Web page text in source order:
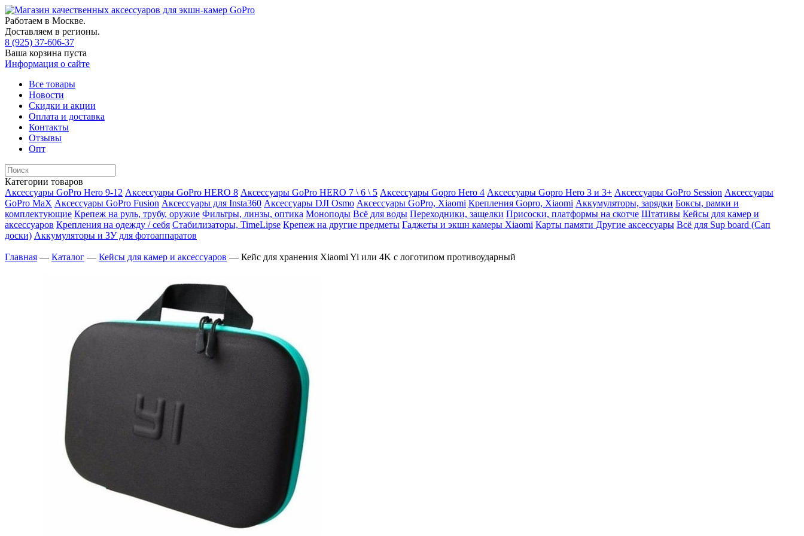
Работаем в Москве.
Доставляем в регионы.
8 (925) 37-606-37
Ваша корзина пуста
Информация о сайте
Все товары
Новости
Скидки и акции
Оплата и доставка
Контакты
Отзывы
Опт
Категории товаров
Аксессуары GoPro Hero 9-12 Аксессуары GoPro HERO 8 Аксессуары GoPro HERO 7 \ 6 \ 5 Аксессуары Gopro Hero 4 Аксессуары Gopro Hero 3 и 3+ Аксессуары GoPro Session Аксессуары
GoPro MaX Аксессуары GoPro Fusion Аксессуары для Insta360 Аксессуары DJI Osmo Аксессуары GoPro, Xiaomi Крепления Gopro, Xiaomi Аккумуляторы, зарядки Боксы, рамки и
комплектующие Крепеж на руль, трубу, оружие Фильтры, линзы, оптика Моноподы Всё для воды Переходники, защелки Присоски, платформы на скотче Штативы Кейсы для камер и
аксессуаров Крепления на одежду / себя Cтабилизаторы, TimeLipse Крепеж на другие предметы Гаджеты и экшн камеры Xiaomi Карты памяти Другие аксессуары Всё для Sup board (Сап
доски) Аккумуляторы и ЗУ для фотоаппаратов
Главная — Каталог — Кейсы для камер и аксессуаров — Кейс для хранения Xiaomi Yi или 4K с логотипом противоударный